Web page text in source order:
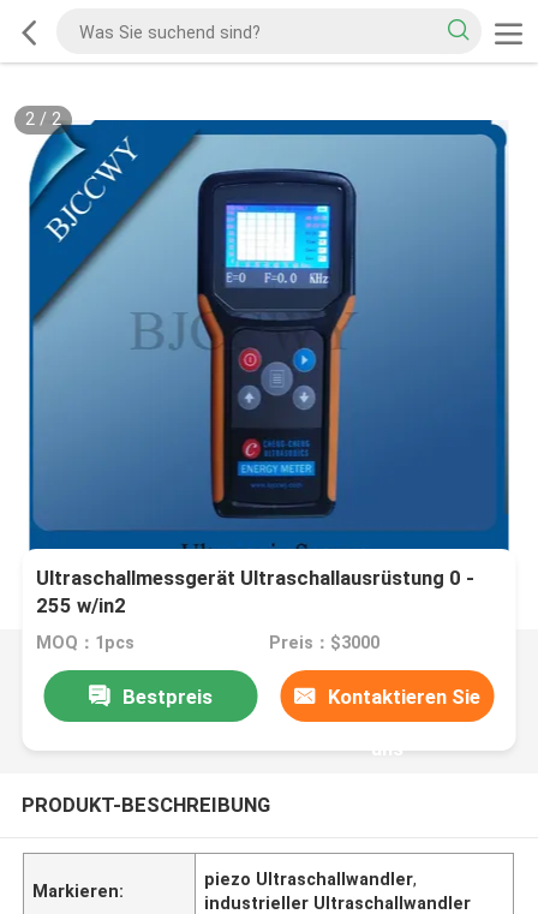
2/ 2
Ultraschallmessgerät Ultraschallausrüstung 0 -
255 w/in2
MOQ：1pcs Preis：$3000
Bestpreis Kontaktieren Sie
uns
PRODUKT-BESCHREIBUNG
Markieren:
piezo Ultraschallwandler,
industrieller Ultraschallwandler